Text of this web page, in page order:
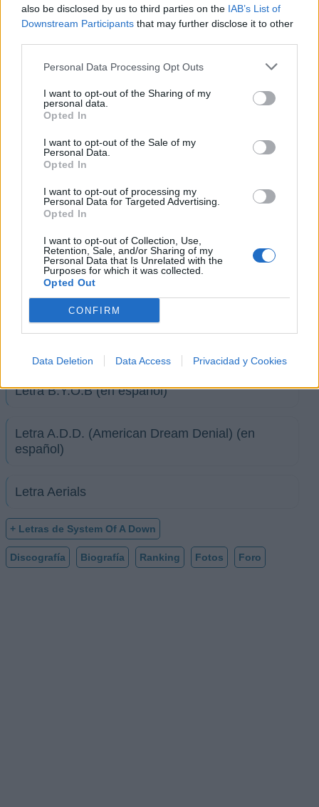
also be disclosed by us to third parties on the IAB’s List of
Downstream Participants that may further disclose it to other
Personal Data Processing Opt Outs
I want to opt-out of the Sharing of my
personal data.
Opted In
I want to opt-out of the Sale of my
Personal Data.
Opted In
I want to opt-out of processing my
Personal Data for Targeted Advertising.
Opted In
I want to opt-out of Collection, Use,
Retention, Sale, and/or Sharing of my
Personal Data that Is Unrelated with the
Purposes for which it was collected.
Opted Out
CONFIRM
Data Deletion Data Access Privacidad y Cookies
Estos cuatro músicos han creado una obra que
expresión artística.
+ System Of A Down
Letra Sugar
Letra Toxicity
Letra Streamline
Letra B.Y.O.B (en español)
Letra A.D.D. (American Dream Denial) (en
español)
Letra Aerials
+ Letras de System Of A Down
Discografía Biografía Ranking Fotos Foro